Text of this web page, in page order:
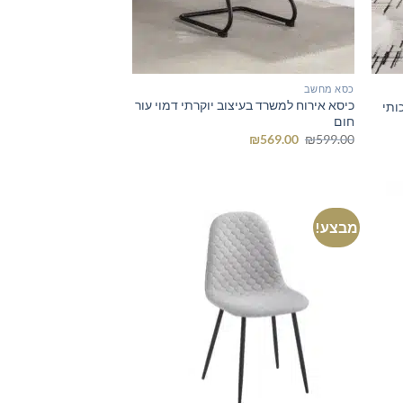
כסא מחשב
כיסא אירוח למשרד בעיצוב יוקרתי דמוי עור
חום
₪599.00
המחיר ₪569.00
מבצע!